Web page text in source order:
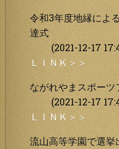
令和3年度地縁によ
達式
(2021-12-17
ＬＩＮＫ＞＞
ながれやまスポーツ
(2021-12-17
ＬＩＮＫ＞＞
流山高等学園で選挙